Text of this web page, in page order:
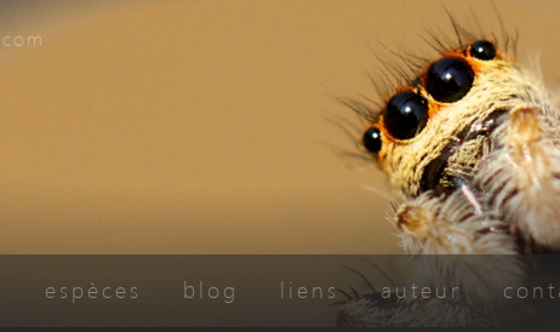
.com
espèces blog liens auteur